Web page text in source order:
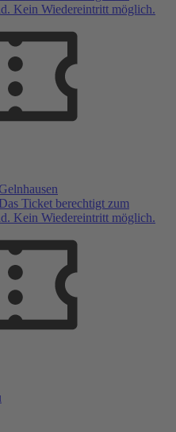
Kein Wiedereintritt möglich.
Ticket berechtigt zum
Kein Wiedereintritt möglich.